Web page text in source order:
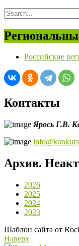
Российские
Контакты
Ярось Г.В.
Архив.
2026
2025
2024
2023
Шаблон сайта от
Наверх